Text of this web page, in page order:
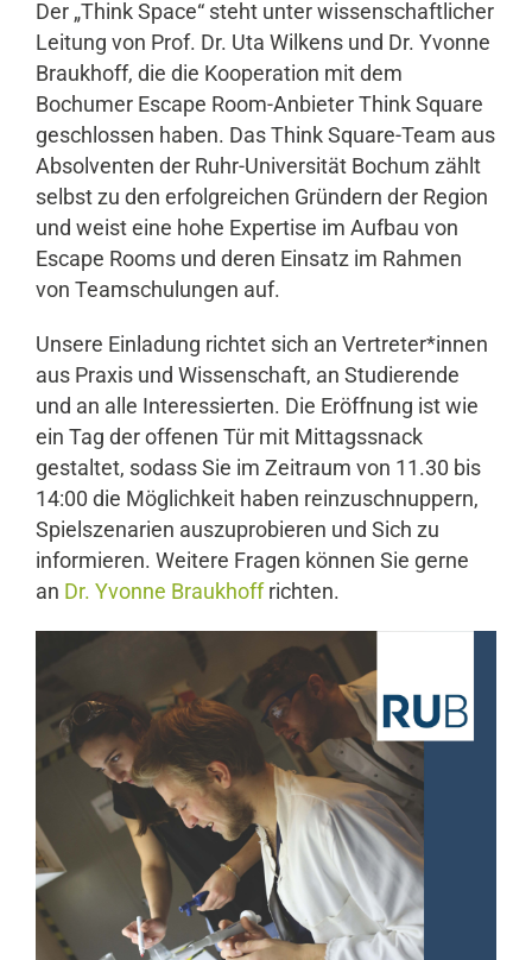
Der „Think Space“ steht unter wissenschaftlicher
Leitung von Prof. Dr. Uta Wilkens und Dr. Yvonne
Braukhoff, die die Kooperation mit dem
Bochumer Escape Room-Anbieter Think Square
geschlossen haben. Das Think Square-Team aus
Absolventen der Ruhr-Universität Bochum zählt
selbst zu den erfolgreichen Gründern der Region
und weist eine hohe Expertise im Aufbau von
Escape Rooms und deren Einsatz im Rahmen
von Teamschulungen auf.
Unsere Einladung richtet sich an Vertreter*innen
aus Praxis und Wissenschaft, an Studierende
und an alle Interessierten. Die Eröffnung ist wie
ein Tag der offenen Tür mit Mittagssnack
gestaltet, sodass Sie im Zeitraum von 11.30 bis
14:00 die Möglichkeit haben reinzuschnuppern,
Spielszenarien auszuprobieren und Sich zu
informieren. Weitere Fragen können Sie gerne
an Dr. Yvonne Braukhoff richten.